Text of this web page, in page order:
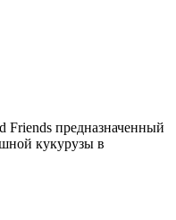
предназначенный
кукурузы в